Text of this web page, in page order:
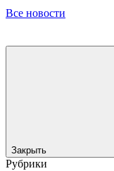
Все новости
Закрыть
Рубрики